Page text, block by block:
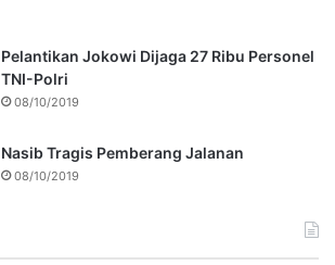
Pelantikan Jokowi Dijaga 27 Ribu Personel
TNI-Polri
08/10/2019
Nasib Tragis Pemberang Jalanan
08/10/2019